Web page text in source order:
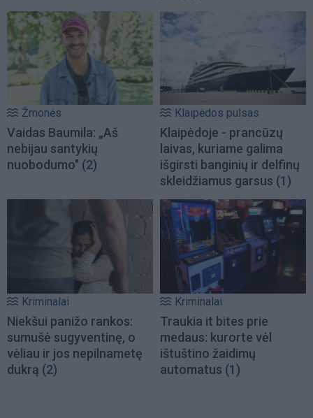
Žmonės
Vaidas Baumila: „Aš
nebijau santykių
nuobodumo" (2)
Klaipėdos pulsas
Klaipėdoje - prancūzų
laivas, kuriame galima
išgirsti banginių ir delfinų
skleidžiamus garsus (1)
Kriminalai
Niekšui panižo rankos:
sumušė sugyventinę, o
vėliau ir jos nepilnametę
dukrą (2)
Kriminalai
Traukia it bites prie
medaus: kurorte vėl
ištuštino žaidimų
automatus (1)